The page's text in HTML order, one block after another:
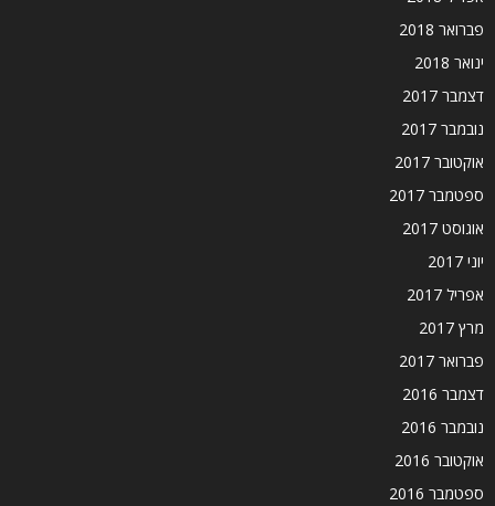
פברואר 2018
ינואר 2018
דצמבר 2017
נובמבר 2017
אוקטובר 2017
ספטמבר 2017
אוגוסט 2017
יוני 2017
אפריל 2017
מרץ 2017
פברואר 2017
דצמבר 2016
נובמבר 2016
אוקטובר 2016
ספטמבר 2016